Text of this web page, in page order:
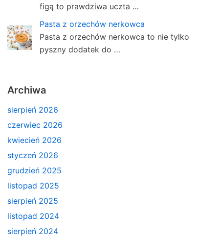
figą to prawdziwa uczta …
Pasta z orzechów nerkowca
Pasta z orzechów nerkowca to nie tylko
pyszny dodatek do …
Archiwa
sierpień 2026
czerwiec 2026
kwiecień 2026
styczeń 2026
grudzień 2025
listopad 2025
sierpień 2025
listopad 2024
sierpień 2024